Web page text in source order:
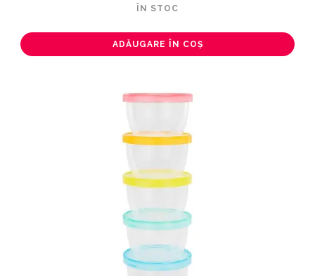
ÎN STOC
ADĂUGARE ÎN COȘ